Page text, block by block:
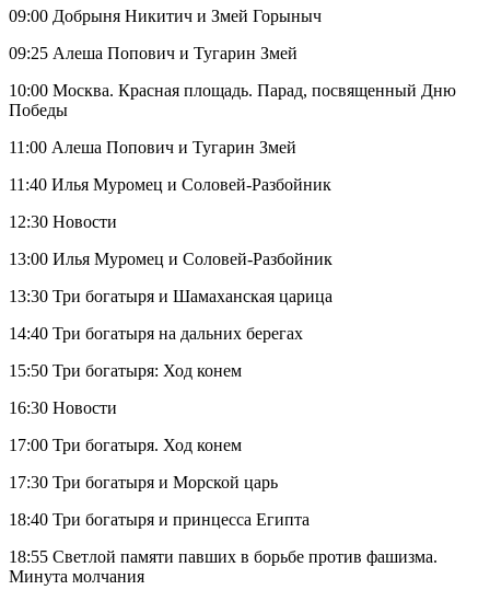
09:00 Добрыня Никитич и Змей Горыныч
09:25 Алеша Попович и Тугарин Змей
10:00 Москва. Красная площадь. Парад, посвященный Дню
Победы
11:00 Алеша Попович и Тугарин Змей
11:40 Илья Муромец и Соловей-Разбойник
12:30 Новости
13:00 Илья Муромец и Соловей-Разбойник
13:30 Три богатыря и Шамаханская царица
14:40 Три богатыря на дальних берегах
15:50 Три богатыря: Ход конем
16:30 Новости
17:00 Три богатыря. Ход конем
17:30 Три богатыря и Морской царь
18:40 Три богатыря и принцесса Египта
18:55 Светлой памяти павших в борьбе против фашизма.
Минута молчания